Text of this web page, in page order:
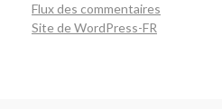
Flux des commentaires
Site de WordPress-FR